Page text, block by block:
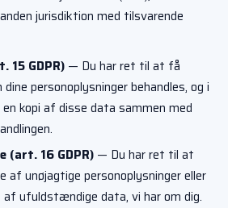
jurisdiktion med tilsvarende
GDPR) — Du har ret til at få
personoplysninger behandles, og i
kopi af disse data sammen med
(art. 16 GDPR) — Du har ret til at
af unøjagtige personoplysninger eller
ufuldstændige data, vi har om dig.